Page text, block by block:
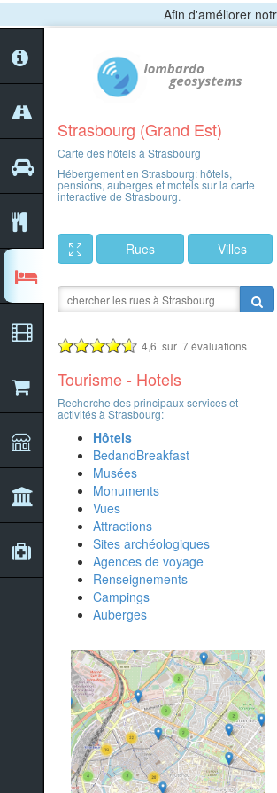
Afin d'améliorer
2
2
Strasbourg (Grand Est)
Carte des hôtels à Strasbourg
Hébergement en Strasbourg: hôtels,
pensions, auberges et motels sur la carte
interactive de Strasbourg.
Rues Villes
4,6 sur 7 évaluations
Tourisme - Hotels
Recherche des principaux services et
activités à Strasbourg:
Hôtels
BedandBreakfast
Musées
Monuments
Vues
Attractions
Sites archéologiques
Agences de voyage
Renseignements
Campings
Auberges